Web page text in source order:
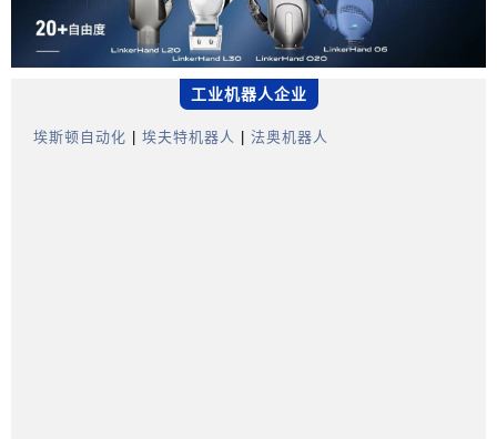
工业机器人企业
埃斯顿自动化 埃夫特机器人 法奥机器人